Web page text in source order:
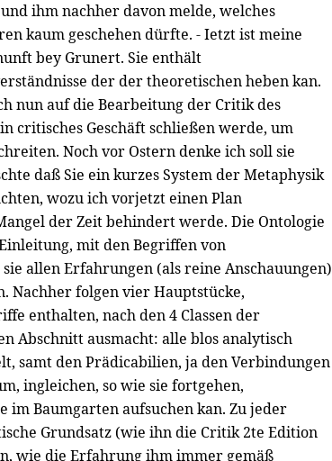
ihm nachher davon melde, welches
kaum geschehen dürfte. - Ietzt ist meine
bey Grunert. Sie enthält
der der theoretischen heben kan.
nun auf die Bearbeitung der Critik des
critisches Geschäft schließen werde, um
Noch vor Ostern denke ich soll sie
daß Sie ein kurzes System der Metaphysik
wozu ich vorjetzt einen Plan
der Zeit behindert werde. Die Ontologie
mit den Begriffen von
allen Erfahrungen (als reine Anschauungen)
Nachher folgen vier Hauptstücke,
enthalten, nach den 4 Classen der
Abschnitt ausmacht: alle blos analytisch
samt den Prädicabilien, ja den Verbindungen
ingleichen, so wie sie fortgehen,
im Baumgarten aufsuchen kan. Zu jeder
Grundsatz (wie ihn die Critik 2te Edition
wie die Erfahrung ihm immer gemäß